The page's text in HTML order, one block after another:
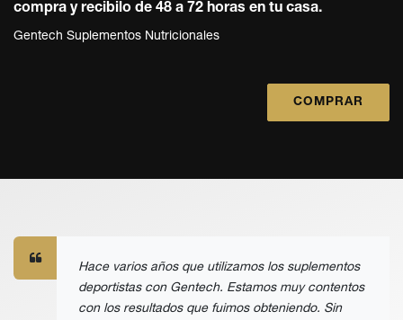
compra y recibilo de 48 a 72 horas en tu casa.
Gentech Suplementos Nutricionales
COMPRAR
Hace varios años que utilizamos los suplementos
deportistas con Gentech. Estamos muy contentos
con los resultados que fuimos obteniendo. Sin